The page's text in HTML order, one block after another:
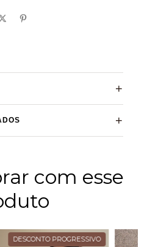
com esse
DESCONTO PROGRESSIVO